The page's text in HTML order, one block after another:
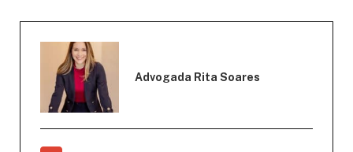
Advogada Rita Soares